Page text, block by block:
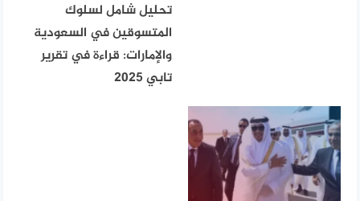
تحليل شامل لسلوك
المتسوقين في السعودية
والإمارات: قراءة في تقرير
تابي 2025